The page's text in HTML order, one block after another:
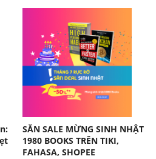
SĂN SALE MỪNG SINH NHẬT
1980 BOOKS TRÊN TIKI,
FAHASA, SHOPEE